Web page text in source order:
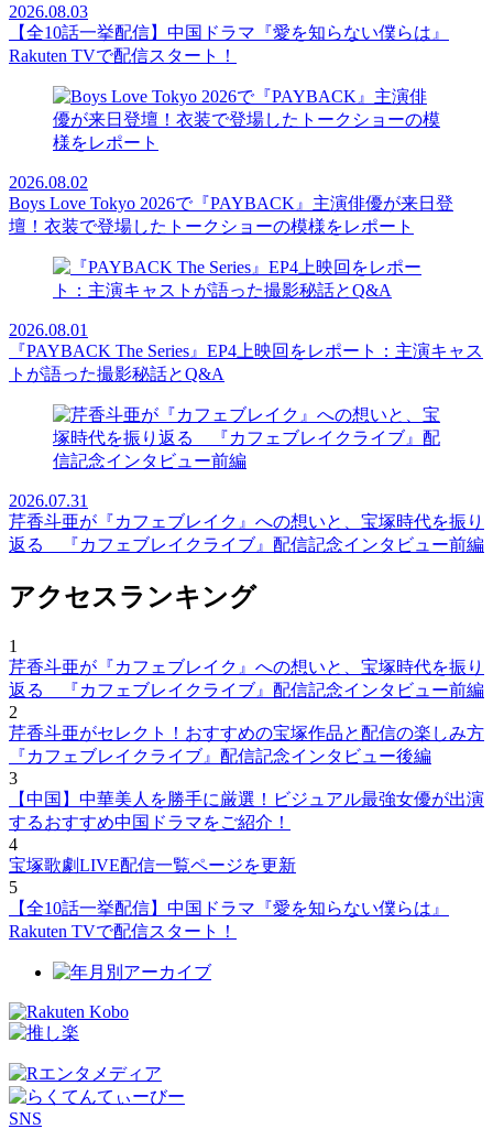
2026.08.03
【全10話一挙配信】中国ドラマ『愛を知らない僕らは』
Rakuten TVで配信スタート！
2026.08.02
Boys Love Tokyo 2026で『PAYBACK』主演俳優が来日登
壇！衣装で登場したトークショーの模様をレポート
2026.08.01
『PAYBACK The Series』EP4上映回をレポート：主演キャス
トが語った撮影秘話とQ&A
2026.07.31
芹香斗亜が『カフェブレイク』への想いと、宝塚時代を振り
返る 『カフェブレイクライブ』配信記念インタビュー前編
アクセスランキング
1
芹香斗亜が『カフェブレイク』への想いと、宝塚時代を振り
返る 『カフェブレイクライブ』配信記念インタビュー前編
2
芹香斗亜がセレクト！おすすめの宝塚作品と配信の楽しみ方
『カフェブレイクライブ』配信記念インタビュー後編
3
【中国】中華美人を勝手に厳選！ビジュアル最強女優が出演
するおすすめ中国ドラマをご紹介！
4
宝塚歌劇LIVE配信一覧ページを更新
5
【全10話一挙配信】中国ドラマ『愛を知らない僕らは』
Rakuten TVで配信スタート！
SNS